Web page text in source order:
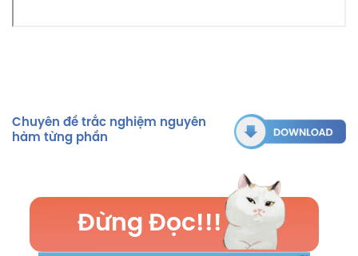
Chuyên đề trắc nghiệm nguyên
hàm từng phần
Đừng Đọc!!!